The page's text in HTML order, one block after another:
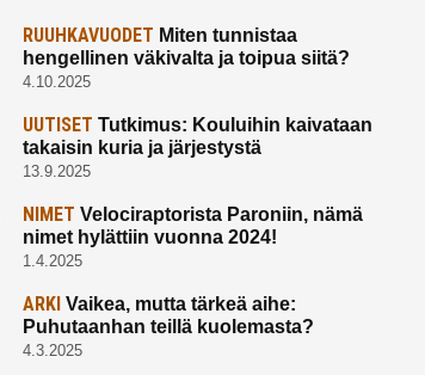
RUUHKAVUODET Miten tunnistaa
hengellinen väkivalta ja toipua siitä?
4.10.2025
UUTISET Tutkimus: Kouluihin kaivataan
takaisin kuria ja järjestystä
13.9.2025
NIMET Velociraptorista Paroniin, nämä
nimet hylättiin vuonna 2024!
1.4.2025
ARKI Vaikea, mutta tärkeä aihe:
Puhutaanhan teillä kuolemasta?
4.3.2025